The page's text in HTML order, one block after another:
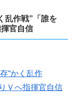
乱作戦”「誰を
官自信
“かく乱作
Ｖへ指揮官自信